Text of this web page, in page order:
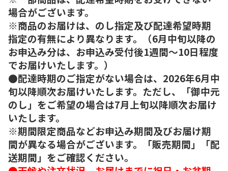
場合がございます。
※商品のお届けは、のし指定及び配達希望時期
指定の有無により異なります。（6月中旬以降の
お申込み分は、お申込み受付後1週間～10日程度
でお届けいたします。）
●配達時期のご指定がない場合は、2026年6月中
旬以降順次お届けいたします。ただし、「御中元
のし」をご希望の場合は7月上旬以降順次お届け
いたします。
※期間限定商品などお申込み期間及びお届け期
間が異なる場合がございます。「販売期間」「配
送期間」をご確認ください。